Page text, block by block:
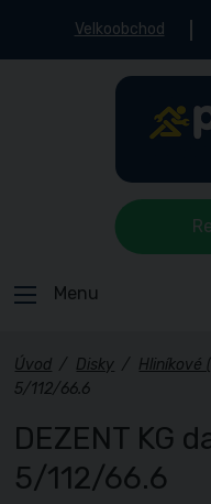
Velkoobchod
Menu
Úvod / Disky / Hliníkové
5/112/66.6
DEZENT KG
5/112/66.6